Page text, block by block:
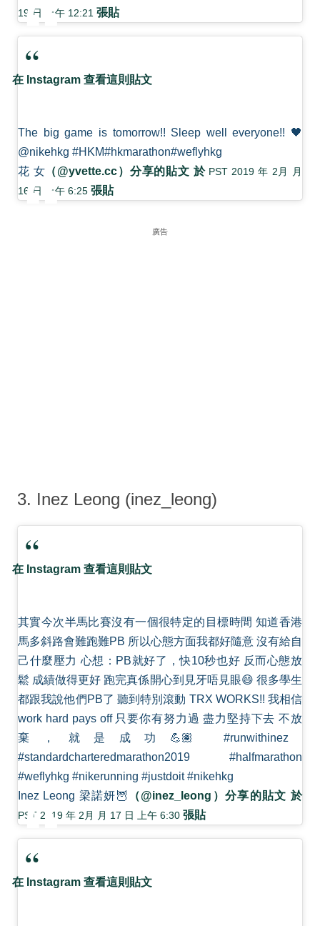
19 日 上午 12:21 張貼
在 Instagram 查看這則貼文
The big game is tomorrow!! Sleep well everyone!! 🖤
@nikehkg #HKM#hkmarathon#weflyhkg
花 女 （@yvette.cc）分享的貼文 於 PST 2019 年 2月 月
16 日 上午 6:25 張貼
廣告
3. Inez Leong (inez_leong)
在 Instagram 查看這則貼文
其實今次半馬比賽沒有一個很特定的目標時間 知道香港
馬多斜路會難跑難PB 所以心態方面我都好隨意 沒有給自
己什麼壓力 心想：PB就好了，快10秒也好 反而心態放
鬆 成績做得更好 跑完真係開心到見牙唔見眼😄 很多學生
都跟我說他們PB了 聽到特別滾動 TRX WORKS!! 我相信
work hard pays off 只要你有努力過 盡力堅持下去 不放
棄，就是成功💪🏽 #runwithinez
#standardcharteredmarathon2019 #halfmarathon
#weflyhkg #nikerunning #justdoit #nikehkg
Inez Leong 梁諾妍🦉
（@inez_leong）分享的貼文 於
PST 2019 年 2月 月 17 日 上午 6:30 張貼
在 Instagram 查看這則貼文